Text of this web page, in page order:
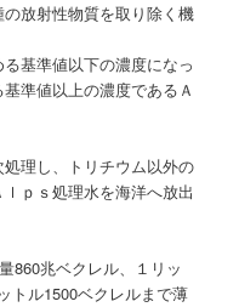
放射性物質を取り除く機
基準値以下の濃度になっ
準値以上の濃度であるＡ
理し、トリチウム以外の
ｐｓ処理水を海洋へ放出
860兆ベクレル、１リッ
トル1500ベクレルまで薄